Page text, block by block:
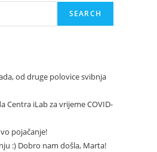
SEARCH
od druge polovice svibnja
Centra iLab za vrijeme COVID-
pojačanje!
:) Dobro nam došla, Marta!